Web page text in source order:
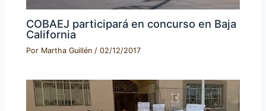
COBAEJ participará en concurso en Baja
California
Por Martha Guillén /02/12/2017